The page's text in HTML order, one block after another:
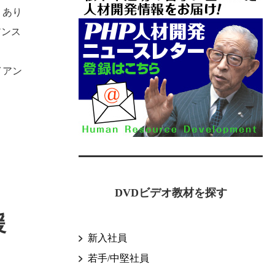
り
ス
ン
DVDビデオ教材を探す
新入社員
若手/中堅社員